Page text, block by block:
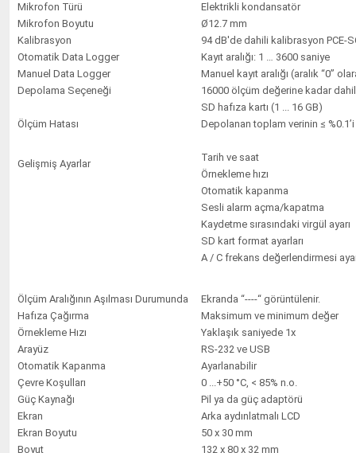
Mikrofon Türü
Elektrikli kondansatör
Mikrofon Boyutu
Ø12.7 mm
Kalibrasyon
94 dB'de dahili kalibrasyon PCE-
Otomatik Data Logger
Kayıt aralığı: 1 … 3600 saniye
Manuel Data Logger
Manuel kayıt aralığı (aralık “0”
Depolama Seçeneği
16000 ölçüm değerine kadar
SD hafıza kartı (1 ... 16 GB)
Ölçüm Hatası
Depolanan toplam verinin ≤ %0.1’i
Gelişmiş Ayarlar
Tarih ve saat
Örnekleme hızı
Otomatik kapanma
Sesli alarm açma/kapatma
Kaydetme sırasındaki virgül ayarı
SD kart format ayarları
A / C frekans değerlendirmesi
Ölçüm Aralığının Aşılması Durumunda
Ekranda “----“ görüntülenir.
Hafıza Çağırma
Maksimum ve minimum değer
Örnekleme Hızı
Yaklaşık saniyede 1x
Arayüz
RS-232 ve USB
Otomatik Kapanma
Ayarlanabilir
Çevre Koşulları
0 ...+50 °C, < 85% n.o.
Güç Kaynağı
Pil ya da güç adaptörü
Ekran
Arka aydınlatmalı LCD
Ekran Boyutu
50 x 30 mm
Boyut
132 x 80 x 32 mm